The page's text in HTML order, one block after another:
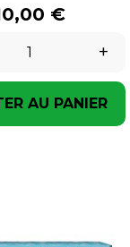
€
+
AU PANIER